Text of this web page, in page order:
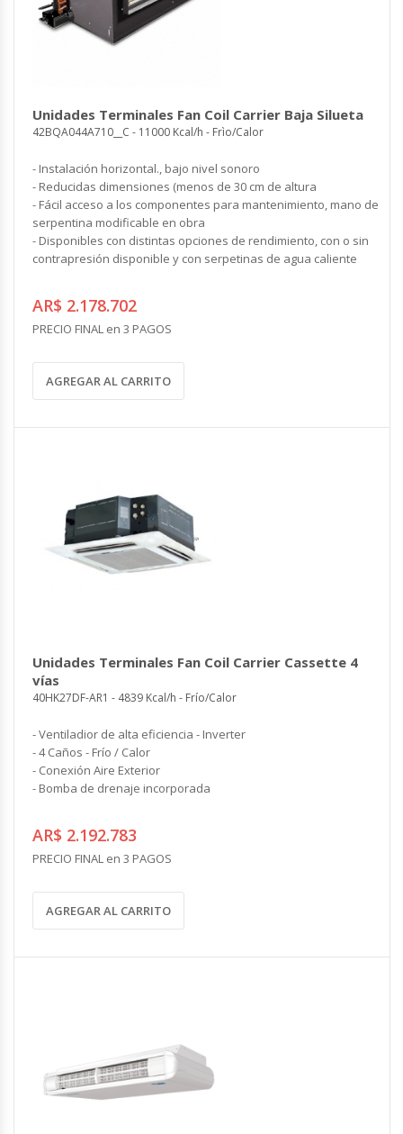
Unidades Terminales Fan Coil Carrier Baja Silueta
42BQA044A710__C - 11000 Kcal/h - Frìo/Calor
- Instalación horizontal., bajo nivel sonoro
- Reducidas dimensiones (menos de 30 cm de altura
- Fácil acceso a los componentes para mantenimiento, mano de
serpentina modificable en obra
- Disponibles con distintas opciones de rendimiento, con o sin
contrapresión disponible y con serpetinas de agua caliente
AR$ 2.178.702
PRECIO FINAL en 3 PAGOS
AGREGAR AL CARRITO
Unidades Terminales Fan Coil Carrier Cassette 4
vías
40HK27DF-AR1 - 4839 Kcal/h - Frío/Calor
- Ventiladior de alta eficiencia - Inverter
- 4 Caños - Frío / Calor
- Conexión Aire Exterior
- Bomba de drenaje incorporada
AR$ 2.192.783
PRECIO FINAL en 3 PAGOS
AGREGAR AL CARRITO